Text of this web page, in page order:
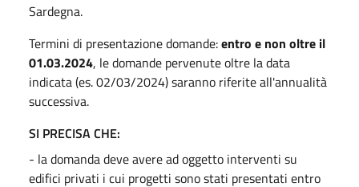
Sardegna.
Termini di presentazione domande:entro e non oltre il
01.03.2024, le domande pervenute oltre la data
indicata (es. 02/03/2024) saranno riferite all'annualità
successiva.
SI PRECISA CHE:
- la domanda deve avere ad oggetto interventi su
edifici privati i cui progetti sono stati presentati entro